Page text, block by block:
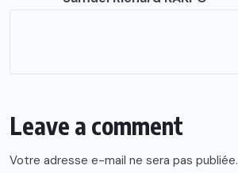
Leave a comment
Votre adresse e-mail ne sera pas publiée.